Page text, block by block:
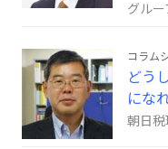
グル
コラム
どう
にな
朝日